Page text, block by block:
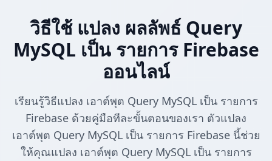
วิธีใช้ แปลง ผลลัพธ์ Query
MySQL เป็น รายการ Firebase
ออนไลน์
เรียนรู้วิธีแปลง เอาต์พุต Query MySQL เป็น รายการ
Firebase ด้วยคู่มือทีละขั้นตอนของเรา ตัวแปลง
เอาต์พุต Query MySQL เป็น รายการ Firebase นี้ช่วย
ให้คุณแปลง เอาต์พุต Query MySQL เป็น รายการ